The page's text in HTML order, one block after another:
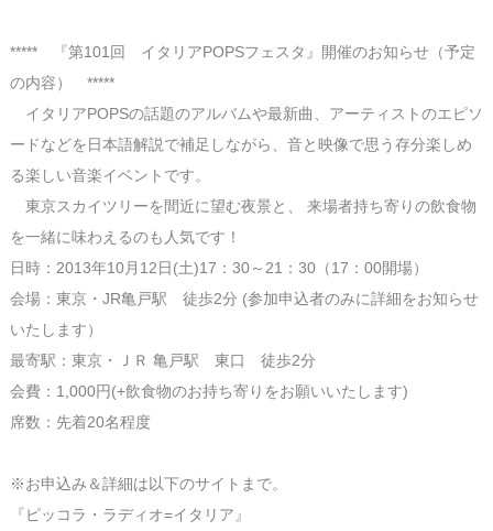
***** 『第101回 イタリアPOPSフェスタ』開催のお知らせ（予定
の内容） *****
イタリアPOPSの話題のアルバムや最新曲、アーティストのエピソ
ードなどを日本語解説で補足しながら、音と映像で思う存分楽しめ
る楽しい音楽イベントです。
東京スカイツリーを間近に望む夜景と、 来場者持ち寄りの飲食物
を一緒に味わえるのも人気です！
日時：2013年10月12日(土)17：30～21：30（17：00開場）
会場：東京・JR亀戸駅 徒歩2分 (参加申込者のみに詳細をお知らせ
いたします）
最寄駅：東京・ＪＲ 亀戸駅 東口 徒歩2分
会費：1,000円(+飲食物のお持ち寄りをお願いいたします)
席数：先着20名程度
※お申込み＆詳細は以下のサイトまで。
『ピッコラ・ラディオ=イタリア』